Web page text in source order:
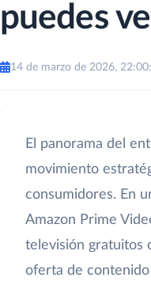
puedes
14 de marzo de 2026,
El panorama del
movimiento
consumidores. En
Amazon Prime
televisión gratuitos
oferta de